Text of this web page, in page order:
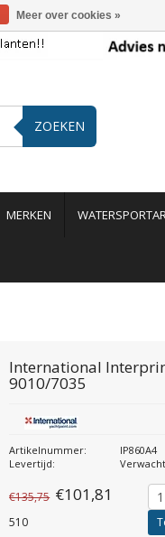
ZOEKEN
MERKEN
International
9010/7035
Artikelnummer:
IP860A4
Levertijd:
€135,75 €101,81
510
Meer over cookies »